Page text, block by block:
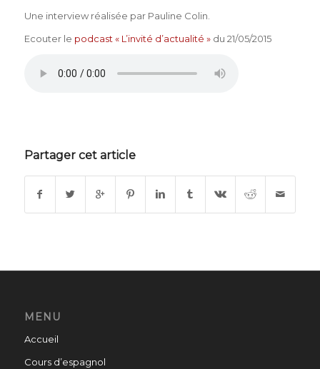
Une interview réalisée par Pauline Colin.
Ecouter le podcast « L’invité d’actualité »du 21/05/2015
Partager cet article
MENU
Accueil
Cours d’espagnol